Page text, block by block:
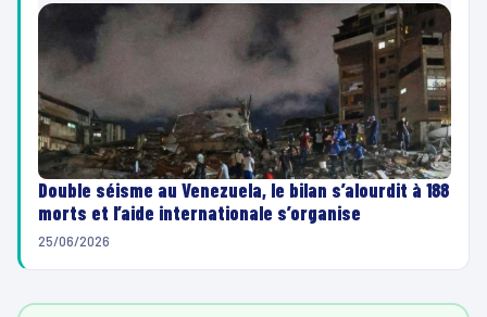
Double séisme au Venezuela, le bilan s’alourdit à 188
morts et l’aide internationale s’organise
25/06/2026